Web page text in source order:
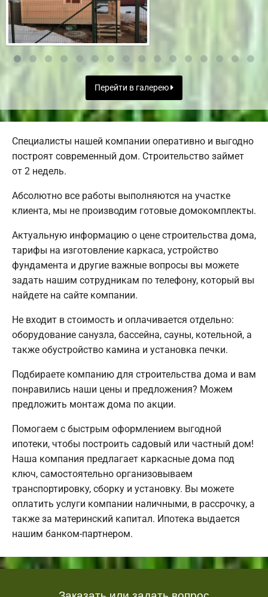
Перейти в галерею
Специалисты нашей компании оперативно и выгодно
построят современный дом. Строительство займет
от 2 недель.
Абсолютно все работы выполняются на участке
клиента, мы не производим готовые домокомплекты.
Актуальную информацию о цене строительства дома,
тарифы на изготовление каркаса, устройство
фундамента и другие важные вопросы вы можете
задать нашим сотрудникам по телефону, который вы
найдете на сайте компании.
Не входит в стоимость и оплачивается отдельно:
оборудование санузла, бассейна, сауны, котельной, а
также обустройство камина и установка печки.
Подбираете компанию для строительства дома и вам
понравились наши цены и предложения? Можем
предложить монтаж дома по акции.
Помогаем с быстрым оформлением выгодной
ипотеки, чтобы построить садовый или частный дом!
Наша компания предлагает каркасные дома под
ключ, самостоятельно организовываем
транспортировку, сборку и установку. Вы можете
оплатить услуги компании наличными, в рассрочку, а
также за материнский капитал. Ипотека выдается
нашим банком-партнером.